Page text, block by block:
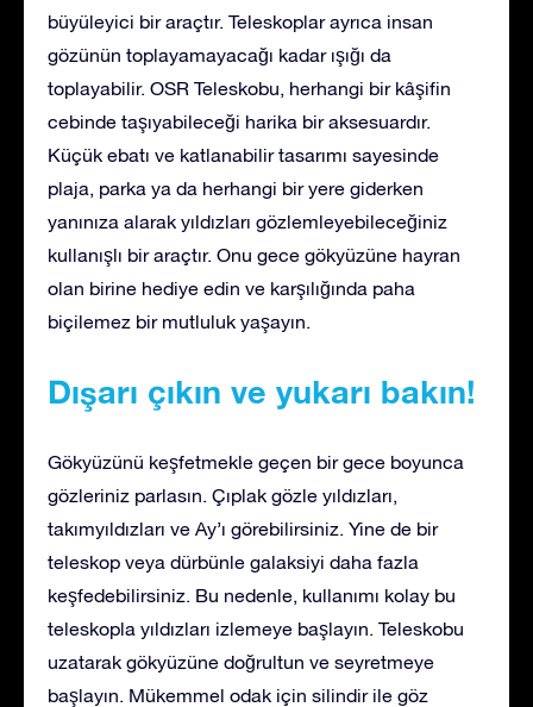
büyüleyici bir araçtır. Teleskoplar ayrıca insan
gözünün toplayamayacağı kadar ışığı da
toplayabilir. OSR Teleskobu, herhangi bir kâşifin
cebinde taşıyabileceği harika bir aksesuardır.
Küçük ebatı ve katlanabilir tasarımı sayesinde
plaja, parka ya da herhangi bir yere giderken
yanınıza alarak yıldızları gözlemleyebileceğiniz
kullanışlı bir araçtır. Onu gece gökyüzüne hayran
olan birine hediye edin ve karşılığında paha
biçilemez bir mutluluk yaşayın.
Dışarı çıkın ve yukarı bakın!
Gökyüzünü keşfetmekle geçen bir gece boyunca
gözleriniz parlasın. Çıplak gözle yıldızları,
takımyıldızları ve Ay’ı görebilirsiniz. Yine de bir
teleskop veya dürbünle galaksiyi daha fazla
keşfedebilirsiniz. Bu nedenle, kullanımı kolay bu
teleskopla yıldızları izlemeye başlayın. Teleskobu
uzatarak gökyüzüne doğrultun ve seyretmeye
başlayın. Mükemmel odak için silindir ile göz